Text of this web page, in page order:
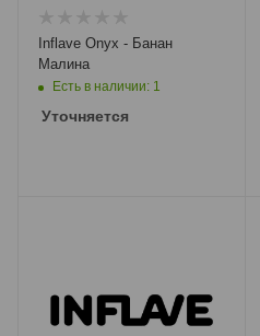
Inflave Onyx - Банан
Малина
Есть в наличии: 1
Уточняется